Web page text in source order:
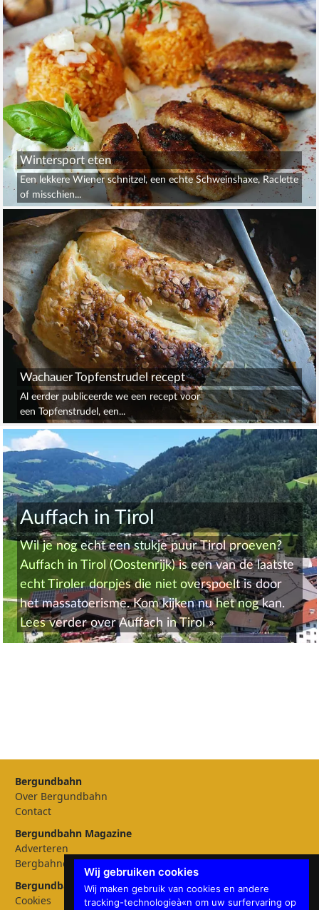
Wij gebruiken cookies
Wij maken gebruik van cookies en andere
tracking-technologieà«n om uw surfervaring op
Wintersport eten
Een lekkere Wiener schnitzel, een echte Schweinshaxe, Raclette
of misschien...
Wachauer Topfenstrudel recept
Al eerder publiceerde we een recept voor
een Topfenstrudel, een...
Auffach in Tirol
Wil je nog echt een stukje puur Tirol proeven?
Auffach in Tirol (Oostenrijk) is een van de laatste
echt Tiroler dorpjes die niet overspoelt is door
het massatoerisme. Kom kijken nu het nog kan.
Lees verder overAuffach in Tirol»
Bergundbahn
Over Bergundbahn
Contact
Bergundbahn Magazine
Adverteren
Bergbahnen
Bergundbahn Instellingen
Cookies